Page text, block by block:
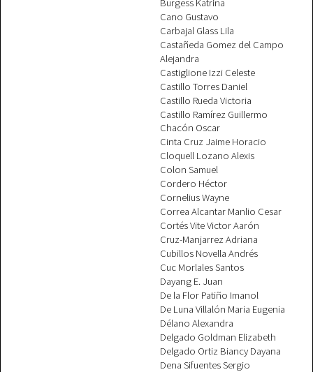
Burgess Katrina
Cano Gustavo
Carbajal Glass Lila
Castañeda Gomez del Campo
Alejandra
Castiglione Izzi Celeste
Castillo Torres Daniel
Castillo Rueda Victoria
Castillo Ramírez Guillermo
Chacón Oscar
Cinta Cruz Jaime Horacio
Cloquell Lozano Alexis
Colon Samuel
Cordero Héctor
Cornelius Wayne
Correa Alcantar Manlio Cesar
Cortés Vite Victor Aarón
Cruz-Manjarrez Adriana
Cubillos Novella Andrés
Cuc Morlales Santos
Dayang E. Juan
De la Flor Patiño Imanol
De Luna Villalón Maria Eugenia
Délano Alexandra
Delgado Goldman Elizabeth
Delgado Ortiz Biancy Dayana
Dena Sifuentes Sergio